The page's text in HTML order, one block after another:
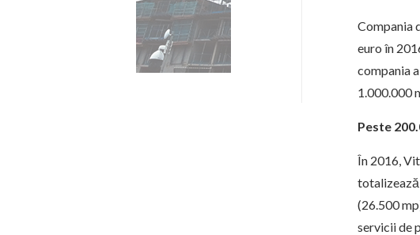
Compania
euro în
compania
1.000.000
Peste
În 2016,
totalizează
(26.500
servicii de